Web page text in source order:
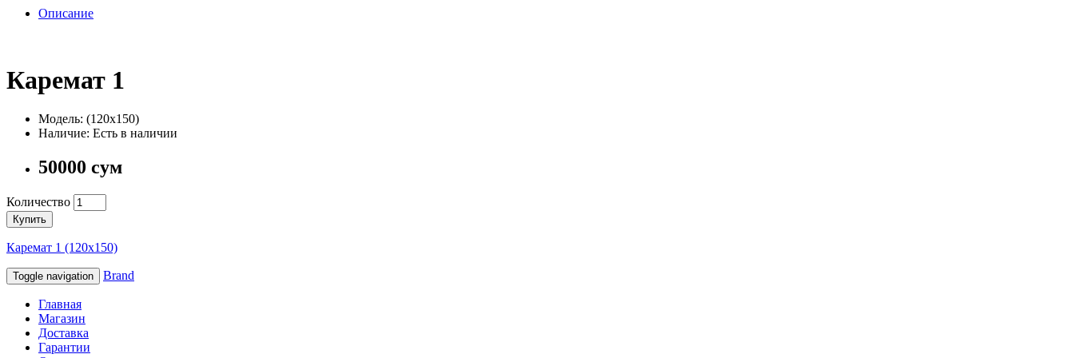
Описание
Каремат 1
Модель: (120х150)
Наличие: Есть в наличии
50000 сум
Количество
Купить
Каремат 1 (120х150)
Toggle navigation Brand
Главная
Магазин
Доставка
Гарантии